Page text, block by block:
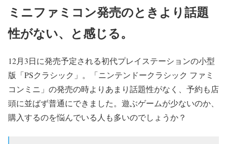
ミニファミコン発売のときより話題
性がない、と感じる。
12月3日に発売予定される初代プレイステーションの小型
版「PSクラシック」。「ニンテンドークラシック ファミ
コンミニ」の発売の時よりあまり話題性がなく、予約も店
頭に並ばず普通にできました。遊ぶゲームが少ないのか、
購入するのを悩んでいる人も多いのでしょうか？